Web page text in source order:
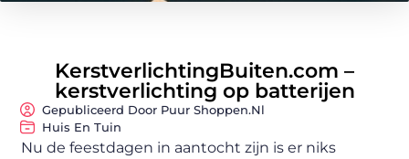
KerstverlichtingBuiten.com –
kerstverlichting op batterijen
Gepubliceerd Door Puur Shoppen.nl
Huis En Tuin
Nu de feestdagen in aantocht zijn is er niks